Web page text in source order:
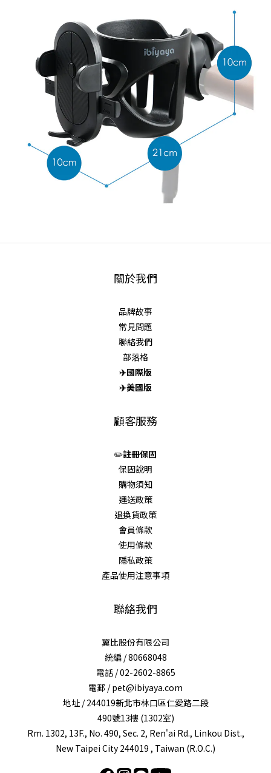
關於我們
品牌故事
常見問題
聯絡我們
部落格
✈️國際版
✈️美國版
顧客服務
✏️註冊保固
保固說明
購物須知
運送政策
退換貨政策
會員條款
使用條款
隱私政策
產品使用注意事項
聯絡我們
翼比股份有限公司
統編 / 80668048
電話 / 02-2602-8865
電郵 / pet@ibiyaya.com
地址 / 244019新北市林口區仁愛路二段
490號13樓 (1302室)
Rm. 1302, 13F., No. 490, Sec. 2, Ren'ai Rd., Linkou Dist.,
New Taipei City 244019 , Taiwan (R.O.C.)